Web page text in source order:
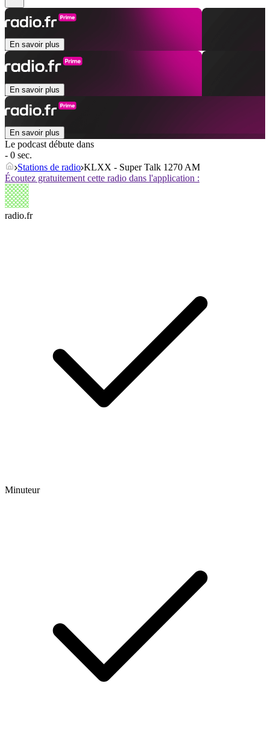
En savoir plus
En savoir plus
En savoir plus
Le podcast débute dans
- 0 sec.
Stations de radio KLXX - Super Talk 1270 AM
Écoutez gratuitement cette radio dans l'application :
radio.fr
Minuteur